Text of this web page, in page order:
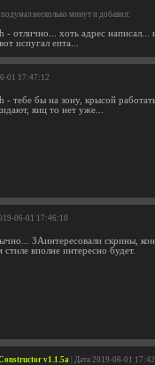
подумал несколько минут и добавил:
- отлично... хоть адрес написал...
испугал епта...
01 17:47:12
- тебе бы на зону, крысой
яиц то нет уже...
06-01 17:46:10
ЗАинтересовали скрины,
стиле вполне интересно будет.
v1.1.5a | Дата 2019-06-01